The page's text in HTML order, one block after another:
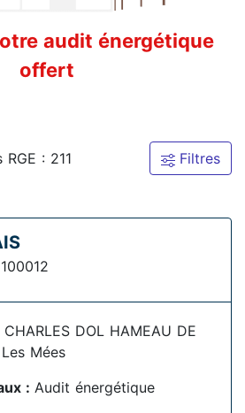
audit énergétique
offert
: 211 Filtres
CHARLES DOL HAMEAU DE
Mées
: Audit énergétique